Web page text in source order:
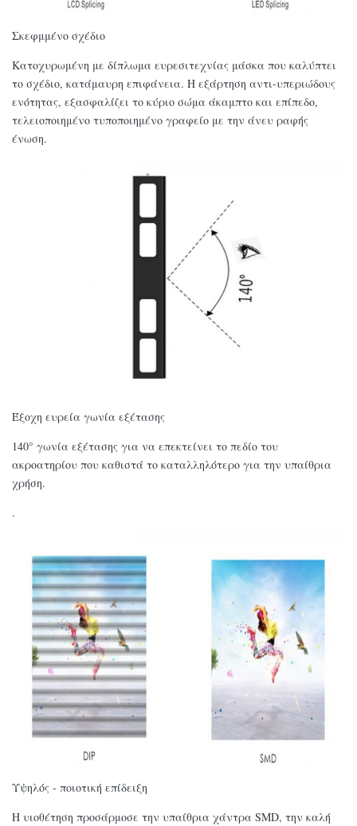
Σκεφμμένο σχέδιο
Κατοχυρωμένη με δίπλωμα ευρεσιτεχνίας μάσκα που καλύπτει
το σχέδιο, κατάμαυρη επιφάνεια. Η εξάρτηση αντι-υπεριώδους
ενότητας, εξασφαλίζει το κύριο σώμα άκαμπτο και επίπεδο,
τελειοποιημένο τυποποιημένο γραφείο με την άνευ ραφής
ένωση.
Έξοχη ευρεία γωνία εξέτασης
140° γωνία εξέτασης για να επεκτείνει το πεδίο του
ακροατηρίου που καθιστά το καταλληλότερο για την υπαίθρια
χρήση.
.
Υψηλός - ποιοτική επίδειξη
Η υιοθέτηση προσάρμοσε την υπαίθρια χάντρα SMD, την καλή